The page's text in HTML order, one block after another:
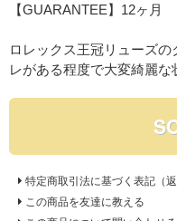
【GUARANTEE】12ヶ月
ロレックス王冠リューズ
レがある程度で大変綺麗な
特定商取引法に基づく表記（返
この商品を友達に教える